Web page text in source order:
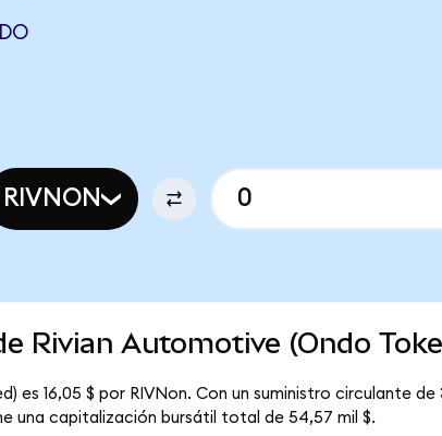
RIVNON
Rivian Automotive (Ondo
es 16,05 $ por RIVNon. Con un suministro circulante de
una capitalización bursátil total de 54,57 mil $.